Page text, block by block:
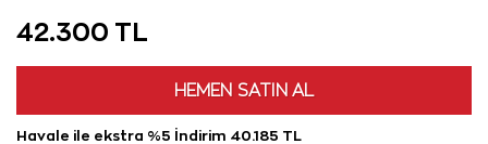
42.300 TL
HEMEN SATIN AL
Havale ile ekstra %5 İndirim 40.185 TL